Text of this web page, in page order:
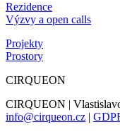
Rezidence
Výzvy a open calls
Projekty
Prostory
CIRQUEON
CIRQUEON |
info@cirqueon.cz |